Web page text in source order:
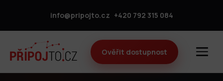
info@pripojto.cz +420 792 315 084
Ověřit dostupnost